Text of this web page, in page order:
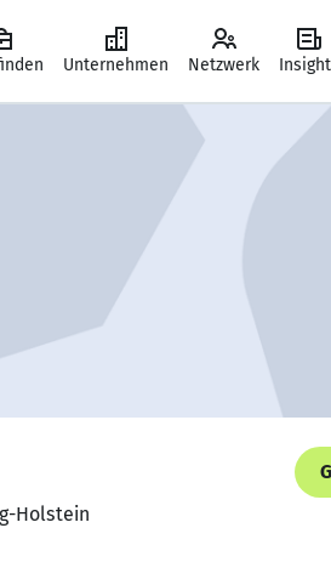
Unternehmen Netzwerk
Holstein